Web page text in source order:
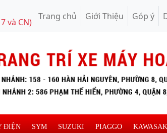
và CN)
Trang chủ Giới Thiệu Góp ý
ĐIỆN SYM SUZUKI PIAGGO